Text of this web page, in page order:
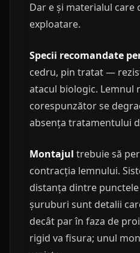
Dar e și materialul care
exploatare.
Specii recomandate
cedru, pin tratat —
atacul biologic. Lemnul
corespunzător se
absența tratamentului
Montajul trebuie să
contracția lemnului.
distanța dintre
șuruburi sunt detalii
decât par în faza de
rigid va fisura; unul